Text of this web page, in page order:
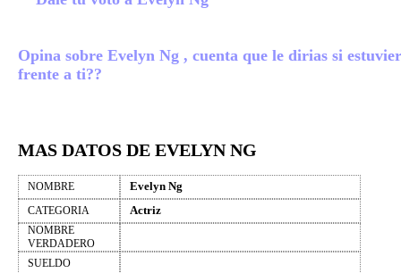
Opina sobre Evelyn Ng , cuenta que le dirias si
frente a ti??
MAS DATOS DE EVELYN NG
NOMBRE Evelyn Ng
CATEGORIA Actriz
NOMBRE
VERDADERO
SUELDO